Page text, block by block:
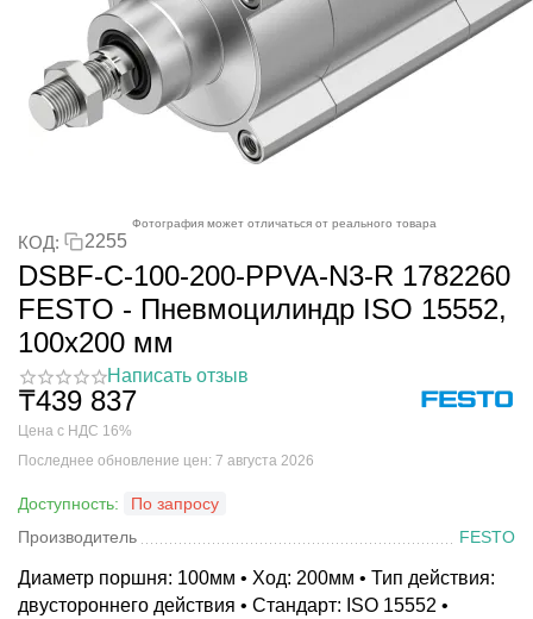
Фотография может отличаться от реального товара
КОД: 2255
DSBF-C-100-200-PPVA-N3-R 1782260
FESTO - Пневмоцилиндр ISO 15552,
100x200 мм
Написать отзыв
₸439 837
Цена с НДС 16%
Последнее обновление цен: 7 августа 2026
Доступность:
По запросу
Производитель
FESTO
Диаметр поршня: 100мм • Ход: 200мм • Тип действия:
двустороннего действия • Стандарт: ISO 15552 •